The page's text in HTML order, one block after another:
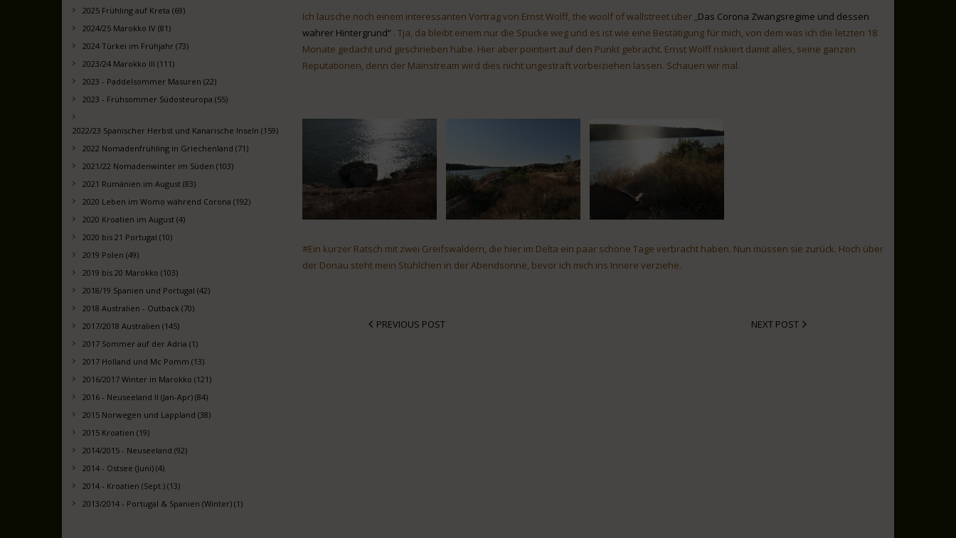
Ich lausche noch einem interessanten Vortrag von Ernst Wolff, the woolf of wallstreet über „Das Corona Zwangsregime und dessen
wahrer Hintergrund“ . Tja, da bleibt einem nur die Spucke weg und es ist wie eine Bestätigung für mich, von dem was ich die letzten 18
Monate gedacht und geschrieben habe. Hier aber pointiert auf den Punkt gebracht. Ernst Wolff riskiert damit alles, seine ganzen
Reputationen, denn der Mainstream wird dies nicht ungestraft vorbeiziehen lassen. Schauen wir mal.
#Ein kurzer Ratsch mit zwei Greifswaldern, die hier im Delta ein paar schöne Tage verbracht haben. Nun müssen sie zurück. Hoch über
der Donau steht mein Stühlchen in der Abendsonne, bevor ich mich ins Innere verziehe.
PREVIOUS POST NEXT POST
2025 Frühling auf Kreta (69)
2024/25 Marokko IV (81)
2024 Türkei im Frühjahr (73)
2023/24 Marokko III (111)
2023 - Paddelsommer Masuren (22)
2023 - Frühsommer Südosteuropa (55)
2022/23 Spanischer Herbst und Kanarische Inseln (159)
2022 Nomadenfrühling in Griechenland (71)
2021/22 Nomadenwinter im Süden (103)
2021 Rumänien im August (83)
2020 Leben im Womo während Corona (192)
2020 Kroatien im August (4)
2020 bis 21 Portugal (10)
2019 Polen (49)
2019 bis 20 Marokko (103)
2018/19 Spanien und Portugal (42)
2018 Australien - Outback (70)
2017/2018 Australien (145)
2017 Sommer auf der Adria (1)
2017 Holland und Mc Pomm (13)
2016/2017 Winter in Marokko (121)
2016 - Neuseeland II (Jan-Apr) (84)
2015 Norwegen und Lappland (38)
2015 Kroatien (19)
2014/2015 - Neuseeland (92)
2014 - Ostsee (Juni) (4)
2014 - Kroatien (Sept.) (13)
2013/2014 - Portugal & Spanien (Winter) (1)